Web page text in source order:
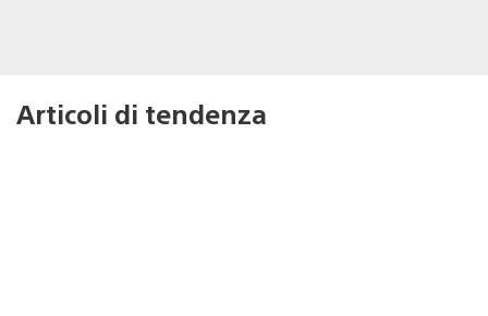
Articoli di tendenza